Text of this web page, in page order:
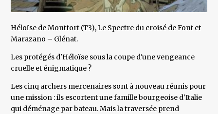
Héloïse de Montfort (T3), Le Spectre du croisé de Font et
Marazano – Glénat.
Les protégés d'Héloïse sous la coupe d'une vengeance
cruelle et énigmatique ?
Les cinq archers mercenaires sont à nouveau réunis pour
une mission : ils escortent une famille bourgeoise d'Italie
qui déménage par bateau. Mais la traversée prend